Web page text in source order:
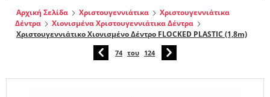
Αρχική Σελίδα Χριστουγεννιάτικα
Χριστουγεννιάτικα
Δέντρα
Χιονισμένα Χριστουγεννιάτικα Δέντρα
Χριστουγεννιάτικο Χιονισμένο Δέντρο FLOCKED PLASTIC (1,8m)
74 του 124